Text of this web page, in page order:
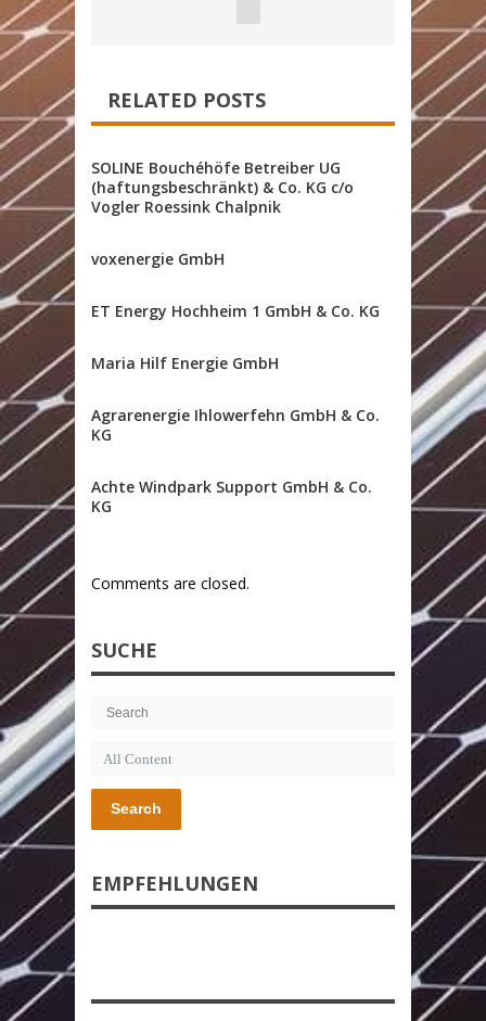
RELATED POSTS
SOLINE Bouchéhöfe Betreiber UG
(haftungsbeschränkt) & Co. KG c/o
Vogler Roessink Chalpnik
voxenergie GmbH
ET Energy Hochheim 1 GmbH & Co. KG
Maria Hilf Energie GmbH
Agrarenergie Ihlowerfehn GmbH & Co.
KG
Achte Windpark Support GmbH & Co.
KG
Comments are closed.
SUCHE
Search
EMPFEHLUNGEN